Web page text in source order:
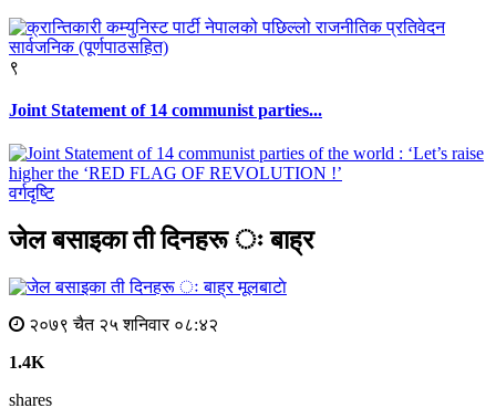
९
Joint Statement of 14 communist parties...
वर्गदृष्टि
जेल बसाइका ती दिनहरू ः बाह्र
मूलबाटाे
२०७९ चैत २५ शनिवार ०८:४२
1.4K
shares